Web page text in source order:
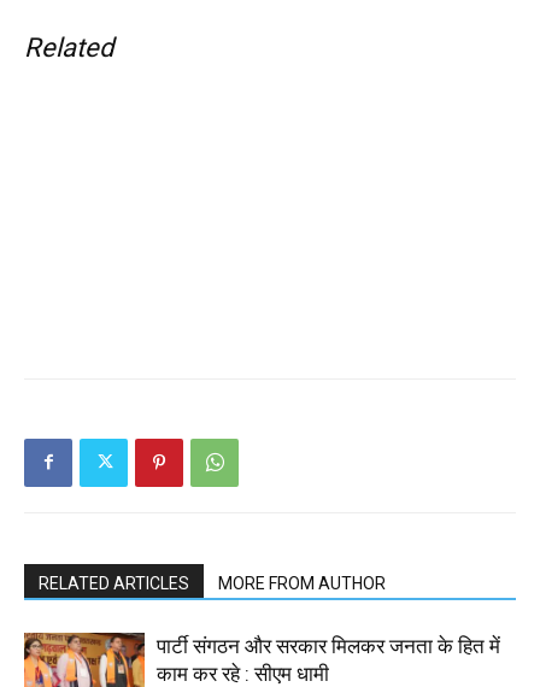
Related
RELATED ARTICLES MORE FROM AUTHOR
पार्टी संगठन और सरकार मिलकर जनता के हित में
काम कर रहे : सीएम धामी